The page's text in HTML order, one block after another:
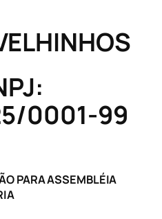
0001-99
PARA ASSEMBLÉIA